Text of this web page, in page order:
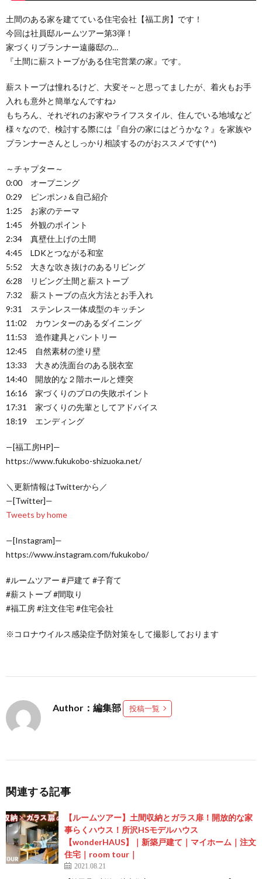
土間のある家を建てている住宅会社【福工房】です！
今回は社員邸ルームツアー第3弾！
家づくりプランナー遠藤邸の…
『土間に薪ストーブがある住宅営業の家』です。
薪ストーブは憧れるけど、大変そ～と思ってましたが、着火もお手
入れも意外と簡単なんですね♪
もちろん、それぞれのお家やライフスタイル、住んでいる地域など
様々なので、検討する際には『自分の家にはどうかな？』を家族や
プランナーさんとしっかり相談するのがおススメです(^^)
～チャプター～
0:00 オープニング
0:29 ピンポン♪＆自己紹介
1:25 お家のテーマ
1:45 外観のポイント
2:34 真壁仕上げの土間
4:45 LDKとつながる和室
5:52 大きな吹き抜けのあるリビング
6:28 リビング土間と薪ストーブ
7:32 薪ストーブの点火方法とお手入れ
9:31 ステンレス一体成型のキッチン
11:02 カウンターのあるダイニング
11:53 造作建具とパントリー
12:45 自然素材の塗り壁
13:33 大きめ洗面台のある脱衣室
14:40 開放的な２階ホールと煙突
16:16 家づくりのプロの失敗ポイント
17:31 家づくりの先輩としてアドバイス
18:19 エンディング
—[福工房HP]—
https://www.fukukobo-shizuoka.net/
＼更新情報はTwitterから／
—[Twitter]—
Tweets by home
—[Instagram]—
https://www.instagram.com/fukukobo/
#ルームツアー #戸建て #子育て
#薪ストーブ #間取り
#福工房 #注文住宅 #住宅会社
※コロナウイルス感染症予防対策をして撮影しております
Author：編集部 投稿一覧
関連する記事
【ルームツアー】土間収納とガラス扉！開放的な家
事らくハウス！所沢HSモデルハウス
【wonderHAUS】｜新築戸建て｜マイホーム｜注文
住宅｜room tour｜
2021.08.21